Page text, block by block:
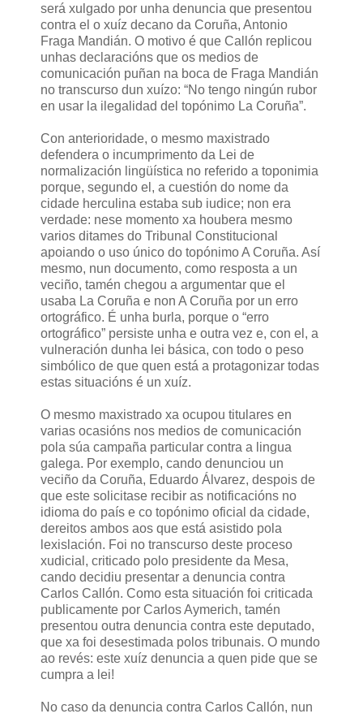
será xulgado por unha denuncia que presentou
contra el o xuíz decano da Coruña, Antonio
Fraga Mandián. O motivo é que Callón replicou
unhas declaracións que os medios de
comunicación puñan na boca de Fraga Mandián
no transcurso dun xuízo: “No tengo ningún rubor
en usar la ilegalidad del topónimo La Coruña”.
Con anterioridade, o mesmo maxistrado
defendera o incumprimento da Lei de
normalización lingüística no referido a toponimia
porque, segundo el, a cuestión do nome da
cidade herculina estaba sub iudice; non era
verdade: nese momento xa houbera mesmo
varios ditames do Tribunal Constitucional
apoiando o uso único do topónimo A Coruña. Así
mesmo, nun documento, como resposta a un
veciño, tamén chegou a argumentar que el
usaba La Coruña e non A Coruña por un erro
ortográfico. É unha burla, porque o “erro
ortográfico” persiste unha e outra vez e, con el, a
vulneración dunha lei básica, con todo o peso
simbólico de que quen está a protagonizar todas
estas situacións é un xuíz.
O mesmo maxistrado xa ocupou titulares en
varias ocasións nos medios de comunicación
pola súa campaña particular contra a lingua
galega. Por exemplo, cando denunciou un
veciño da Coruña, Eduardo Álvarez, despois de
que este solicitase recibir as notificacións no
idioma do país e co topónimo oficial da cidade,
dereitos ambos aos que está asistido pola
lexislación. Foi no transcurso deste proceso
xudicial, criticado polo presidente da Mesa,
cando decidiu presentar a denuncia contra
Carlos Callón. Como esta situación foi criticada
publicamente por Carlos Aymerich, tamén
presentou outra denuncia contra este deputado,
que xa foi desestimada polos tribunais. O mundo
ao revés: este xuíz denuncia a quen pide que se
cumpra a lei!
No caso da denuncia contra Carlos Callón, nun